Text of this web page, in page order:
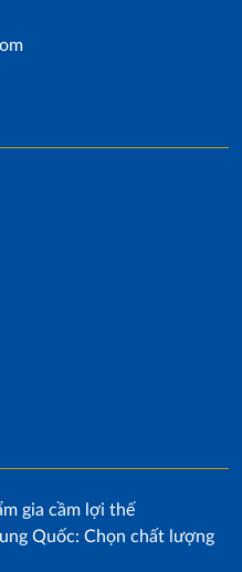
gia cầm lợi thế
Quốc: Chọn chất lượng